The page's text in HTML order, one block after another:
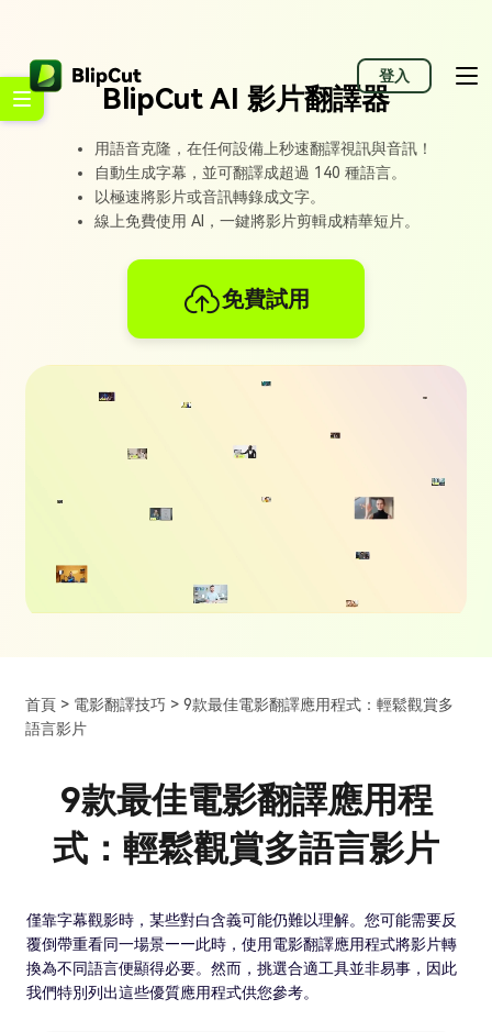
登入
BlipCut AI 影片翻譯器
用語音克隆，在任何設備上秒速翻譯視訊與音訊！
自動生成字幕，並可翻譯成超過 140 種語言。
以極速將影片或音訊轉錄成文字。
線上免費使用 AI，一鍵將影片剪輯成精華短片。
免費試用
首頁 > 電影翻譯技巧 > 9款最佳電影翻譯應用程式：輕鬆觀賞多
語言影片
9款最佳電影翻譯應用程
式：輕鬆觀賞多語言影片
僅靠字幕觀影時，某些對白含義可能仍難以理解。您可能需要反
覆倒帶重看同一場景——此時，使用電影翻譯應用程式將影片轉
換為不同語言便顯得必要。然而，挑選合適工具並非易事，因此
我們特別列出這些優質應用程式供您參考。